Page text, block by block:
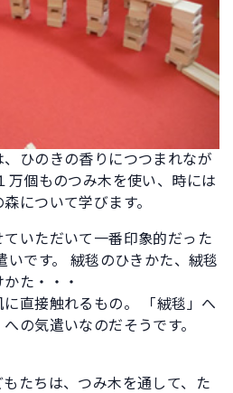
、ひのきの香りにつつまれなが
万個ものつみ木を使い、時には
について学びます。
いただいて一番印象的だった
いです。 絨毯のひきかた、絨毯
た・・・
直接触れるもの。 「絨毯」へ
の気遣いなのだそうです。
たちは、つみ木を通して、た